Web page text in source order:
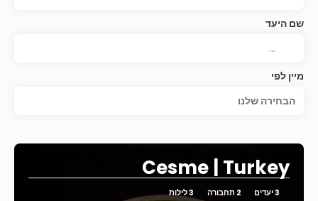
שם היעד
מיין לפי
הבחירה שלנו
Cesme | Turkey
3 יעדים 2 תחבורה 3 לילות